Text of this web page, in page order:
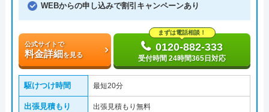
WEBからの申し込みで割引キャンペーンあり
公式サイトで
料金詳細を見る
まずは電話相談！
0120-882-333
受付時間 24時間365日対応
駆けつけ時間 最短20分
出張見積もり 出張見積もり無料